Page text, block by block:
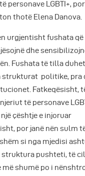
personave LGBTI+,
thotë Elena Danova.
urgjentisht fushata që
dhe
Fushata të tilla
strukturat politike, pra
Fatkeqësisht,
të personave
çështje e injoruar
por janë nën sulm
si nga mjedisi
struktura pushteti, të
më shumë po i